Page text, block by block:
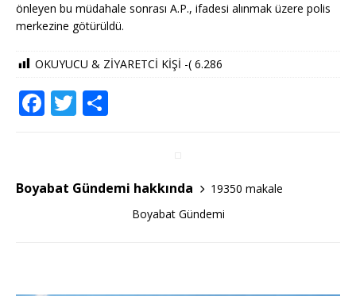
önleyen bu müdahale sonrası A.P., ifadesi alınmak üzere polis
merkezine götürüldü.
OKUYUCU & ZİYARETCİ KİŞİ -( 6.286
F
e
b
T
te
r
e
Boyabat Gündemi hakkında
19350 makale
Boyabat Gündemi